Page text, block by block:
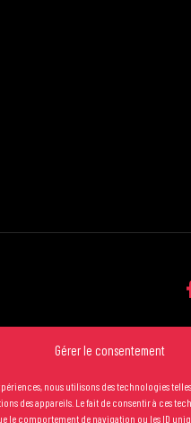
Gérer le consentement
nous utilisons des technologies
des appareils. Le fait de consentir à ces
le comportement de navigation ou les ID